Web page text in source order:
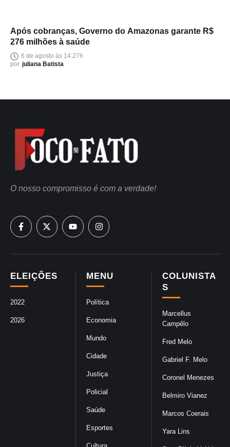
Após cobranças, Governo do Amazonas garante R$
276 milhões à saúde
6 de agosto às 14:27h
por juliana Batista
COLUNISTA
S
Marcellus
Campêlo
Fred Melo
Gabriel F. Melo
Coronel Menezes
Belmiro Vianez
Marcos Coerais
Yara Lins
MENU
Política
Economia
Mundo
Cidade
Justiça
Policial
Saúde
Esportes
ELEIÇÕES
2022
2026
O nosso compromisso é com a verdade!